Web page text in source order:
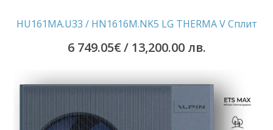
HU161MA.U33 / HN1616M.NK5 LG THERMA V Сплит
6 749.05€/ 13,200.00 лв.